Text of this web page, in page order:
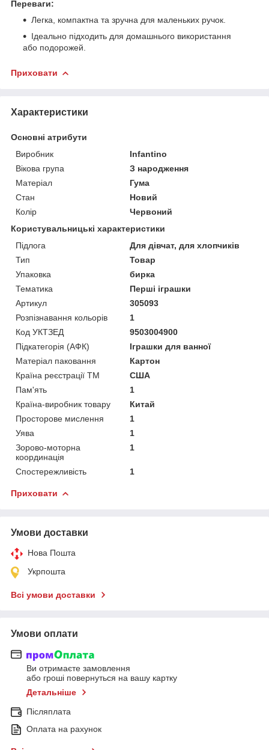
Переваги:
Легка, компактна та зручна для маленьких ручок.
Ідеально підходить для домашнього використання
або подорожей.
Приховати
Характеристики
Основні атрибути
Виробник
Infantino
Вікова група
З народження
Матеріал
Гума
Стан
Новий
Колір
Червоний
Користувальницькі характеристики
Підлога
Для дівчат, для хлопчиків
Тип
Товар
Упаковка
бирка
Тематика
Перші іграшки
Артикул
305093
Розпізнавання кольорів
1
Код УКТЗЕД
9503004900
Підкатегорія (АФК)
Іграшки для ванної
Матеріал паковання
Картон
Країна реєстрації ТМ
США
Пам'ять
1
Країна-виробник товару
Китай
Просторове мислення
1
Уява
1
Зорово-моторна
координація
1
Спостережливість 1
Приховати
Умови доставки
Нова Пошта
Укрпошта
Всі умови доставки
Умови оплати
Ви отримаєте замовлення
або гроші повернуться на вашу картку
Детальніше
Післяплата
Оплата на рахунок